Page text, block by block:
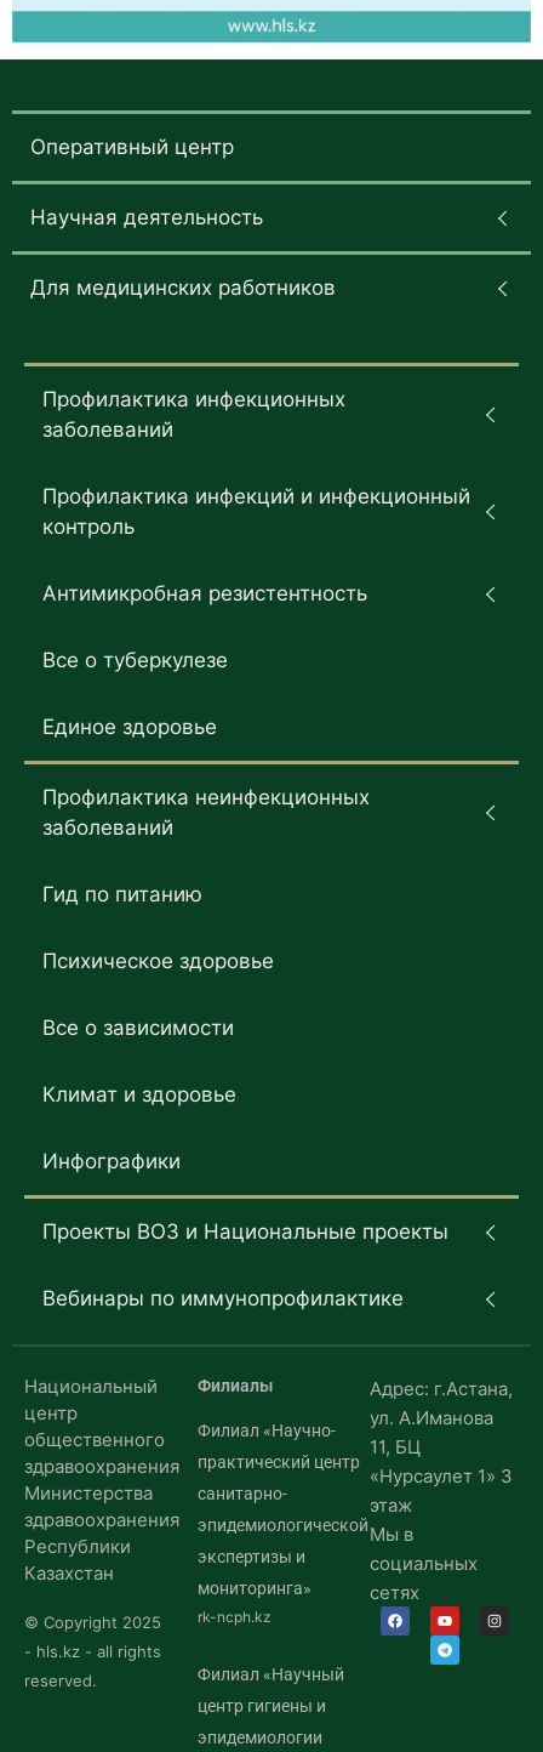
Оперативный центр
Научная деятельность
Для медицинских работников
Профилактика инфекционных
заболеваний
Профилактика инфекций и инфекционный
контроль
Антимикробная резистентность
Все о туберкулезе
Единое здоровье
Профилактика неинфекционных
заболеваний
Гид по питанию
Психическое здоровье
Все о зависимости
Климат и здоровье
Инфографики
Проекты ВОЗ и Национальные проекты
Вебинары по иммунопрофилактике
Национальный
центр
общественного
здравоохранения
Министерства
здравоохранения
Республики
Казахстан
© Copyright 2025
- hls.kz - all rights
reserved.
Филиалы
Филиал «Научно-
практический центр
санитарно-
эпидемиологической
экспертизы и
мониторинга»
rk-ncph.kz
Филиал «Научный
центр гигиены и
эпидемиологии
Адрес: г.Астана,
ул. А.Иманова
11, БЦ
«Нурсаулет 1» 3
этаж
Мы в
социальных
сетях